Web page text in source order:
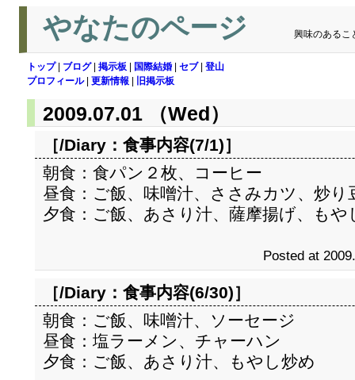
やなたのページ 興味のあるこ
トップ| ブログ| 掲示板 国際結婚 セブ| 登山
プロフィール| 更新情報 旧掲示板
2009.07.01 （Wed）
［/Diary： 食事内容(7/1)］
朝食：食パン２枚、コーヒー
昼食：ご飯、味噌汁、ささみカツ、炒り
夕食：ご飯、あさり汁、薩摩揚げ、もや
Posted at
［/Diary： 食事内容(6/30)］
朝食：ご飯、味噌汁、ソーセージ
昼食：塩ラーメン、チャーハン
夕食：ご飯、あさり汁、もやし炒め